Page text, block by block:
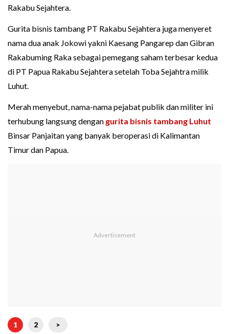
Rakabu Sejahtera.
Gurita bisnis tambang PT Rakabu Sejahtera juga menyeret
nama dua anak Jokowi yakni Kaesang Pangarep dan Gibran
Rakabuming Raka sebagai pemegang saham terbesar kedua
di PT Papua Rakabu Sejahtera setelah Toba Sejahtra milik
Luhut.
Merah menyebut, nama-nama pejabat publik dan militer ini
terhubung langsung dengan gurita bisnis tambang Luhut
Binsar Panjaitan yang banyak beroperasi di Kalimantan
Timur dan Papua.
1 2 >